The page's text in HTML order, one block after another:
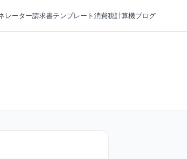
レーター請求書テンプレート消費税計算機ブログ